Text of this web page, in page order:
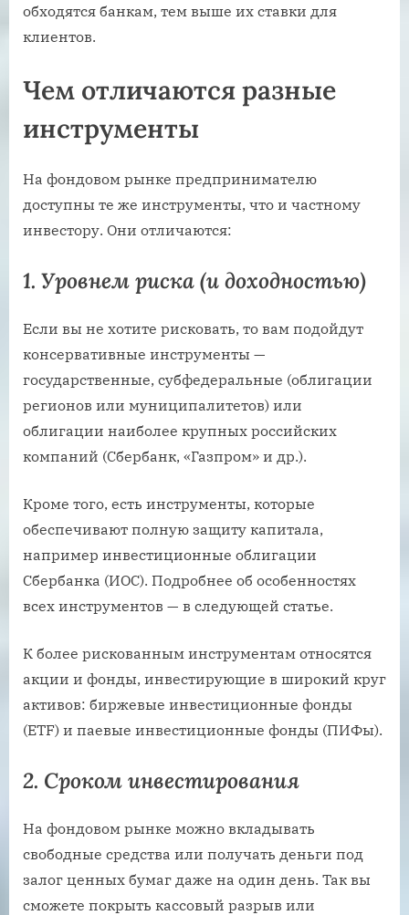
обходятся банкам, тем выше их ставки для
клиентов.
Чем отличаются разные
инструменты
На фондовом рынке предпринимателю
доступны те же инструменты, что и частному
инвестору. Они отличаются:
1. Уровнем риска (и доходностью)
Если вы не хотите рисковать, то вам подойдут
консервативные инструменты —
государственные, субфедеральные (облигации
регионов или муниципалитетов) или
облигации наиболее крупных российских
компаний (Сбербанк, «Газпром» и др.).
Кроме того, есть инструменты, которые
обеспечивают полную защиту капитала,
например инвестиционные облигации
Сбербанка (ИОС). Подробнее об особенностях
всех инструментов — в следующей статье.
К более рискованным инструментам относятся
акции и фонды, инвестирующие в широкий круг
активов: биржевые инвестиционные фонды
(ETF) и паевые инвестиционные фонды (ПИФы).
2. Сроком инвестирования
На фондовом рынке можно вкладывать
свободные средства или получать деньги под
залог ценных бумаг даже на один день. Так вы
сможете покрыть кассовый разрыв или